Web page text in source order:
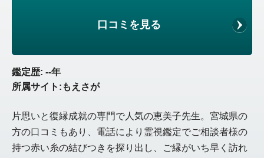
口コミを見る
鑑定歴: --年
所属サイト:もえさが
片思いと復縁成就の専門で人気の恵美子先生。宮城県の
方の口コミもあり、電話により霊視鑑定でご相談者様の
持つ赤い糸の結びつきを探り出し、ご縁がいち早く訪れ